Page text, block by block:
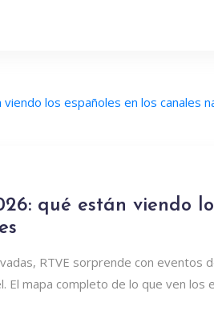
qué están viendo
RTVE sorprende con eventos
El mapa completo de lo que ven los